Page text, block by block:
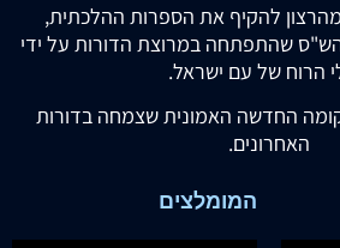
להקיף את הספרות ההלכתית,
הש"ס שהתפתחה במרוצת הדורות על ידי
הרוח של עם ישראל.
החדשה האמונית שצמחה בדורות
האחרונים.
המומלצים